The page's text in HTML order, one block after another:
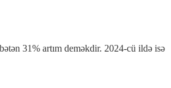
31% artım deməkdir. 2024‑cü ildə isə